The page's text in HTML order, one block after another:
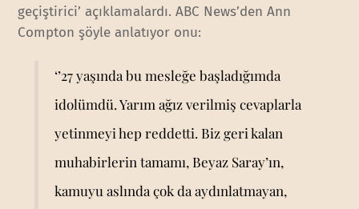
geçiştirici’ açıklamalardı. ABC News’den Ann
Compton şöyle anlatıyor onu:
‘’27 yaşında bu mesleğe başladığımda
idolümdü. Yarım ağız verilmiş cevaplarla
yetinmeyi hep reddetti. Biz geri kalan
muhabirlerin tamamı, Beyaz Saray’ın,
kamuyu aslında çok da aydınlatmayan,